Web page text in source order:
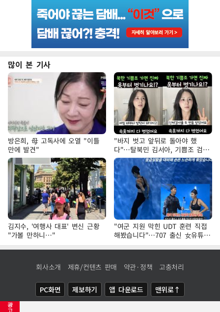
광
고
많이 본 기사
방은희, 母 고독사에 오열 "이틀
만에 발견"
"바지 벗고 앞뒤로 돌아야 했
다"…탈북민 김서아, 기쁨조 검사
수치심 회상
김지수, '여행사 대표' 변신 근황
"가볼 만하니…"
"여군 지원 막힌 UDT 훈련 직접
해봤습니다"…707 출신 女유튜버
'완벽 소화'
회사소개 제휴/컨텐츠 판매 약관·정책 고충처리
PC화면 제보하기 앱 다운로드 맨위로↑